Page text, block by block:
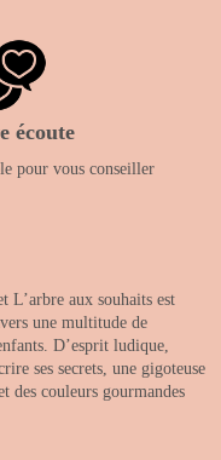
écoute
pour vous conseiller
L’arbre aux souhaits est
une multitude de
D’esprit ludique,
ses secrets, une gigoteuse
des couleurs gourmandes